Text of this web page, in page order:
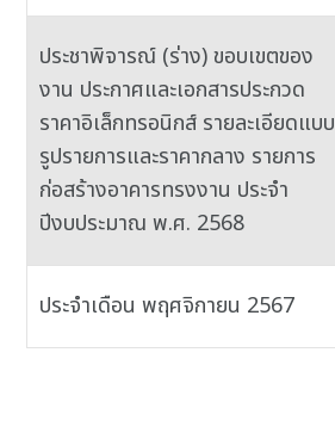
ประชาพิจารณ์ (ร่าง) ขอบเขตของ
งาน ประกาศและเอกสารประกวด
ราคาอิเล็กทรอนิกส์ รายละเอียดแบบ
รูปรายการและราคากลาง รายการ
ก่อสร้างอาคารทรงงาน ประจำ
ปีงบประมาณ พ.ศ. 2568
ประจำเดือน พฤศจิกายน 2567